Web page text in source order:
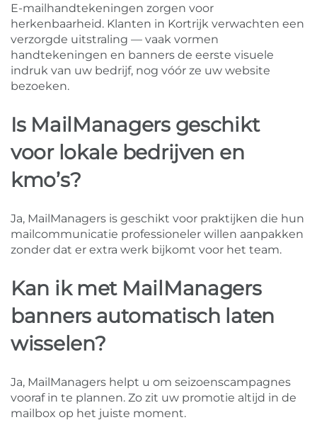
E-mailhandtekeningen zorgen voor
herkenbaarheid. Klanten in Kortrijk verwachten een
verzorgde uitstraling — vaak vormen
handtekeningen en banners de eerste visuele
indruk van uw bedrijf, nog vóór ze uw website
bezoeken.
Is MailManagers geschikt
voor lokale bedrijven en
kmo’s?
Ja, MailManagers is geschikt voor praktijken die hun
mailcommunicatie professioneler willen aanpakken
zonder dat er extra werk bijkomt voor het team.
Kan ik met MailManagers
banners automatisch laten
wisselen?
Ja, MailManagers helpt u om seizoenscampagnes
vooraf in te plannen. Zo zit uw promotie altijd in de
mailbox op het juiste moment.